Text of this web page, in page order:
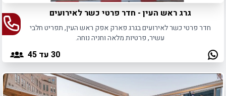
גרג ראש העין - חדר פרטי כשר לאירועים
חדר פרטי כשר לאירועים בגרג פארק אפק ראש העין, תפריט חלבי
עשיר, פרטיות מלאה וחניה נוחה.
30 עד 45